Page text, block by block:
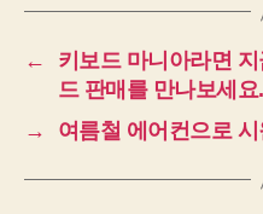
←
키보드 마니아라면
드 판매를 만나보세요.
→
여름철 에어컨으로